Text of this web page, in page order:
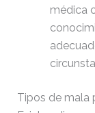
médica
Tipos de mala